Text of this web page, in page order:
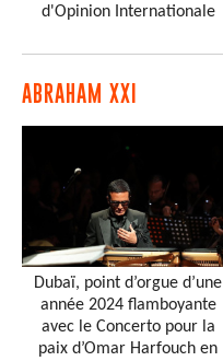
d'Opinion Internationale
ABRAHAM XXI
Dubaï, point d’orgue d’une
année 2024 flamboyante
avec le Concerto pour la
paix d’Omar Harfouch en